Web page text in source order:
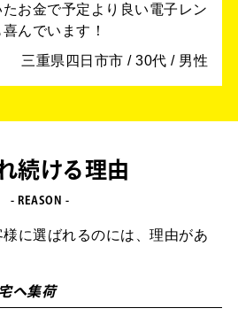
お金で予定より良い電子レン
んでいます！
三重県四日市市 / 30代 / 男性
続ける理由
- REASON -
に選ばれるのには、理由があ
へ集荷